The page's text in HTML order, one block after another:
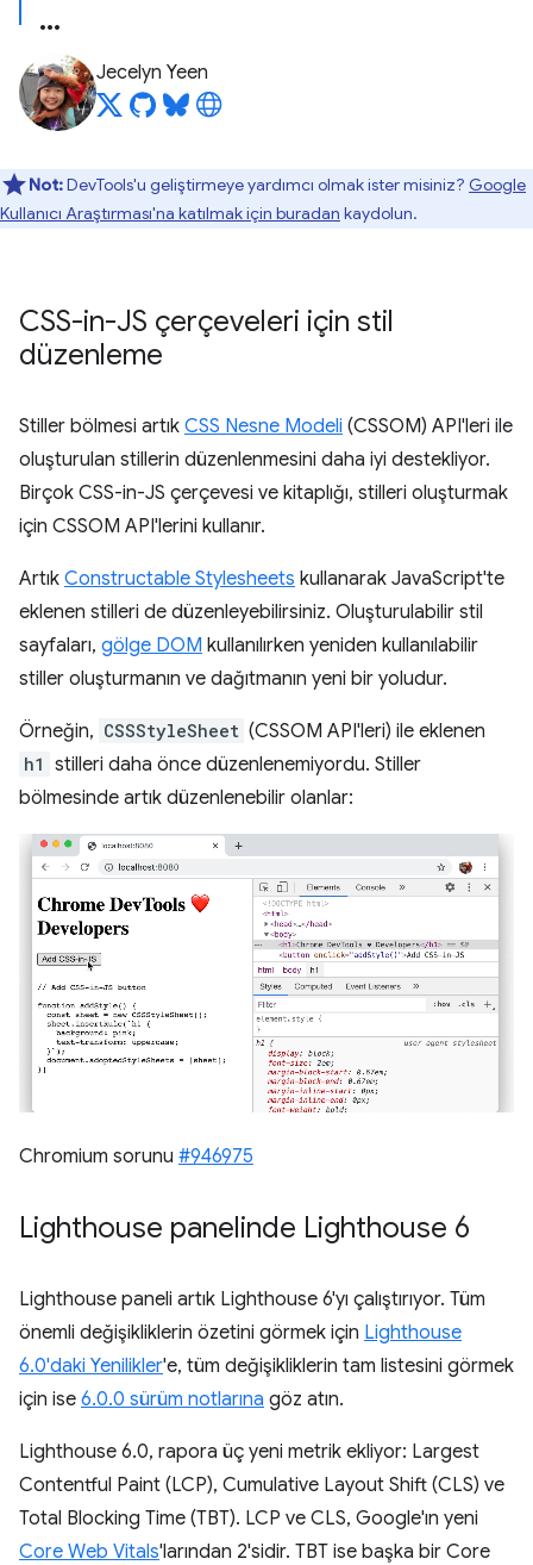
Jecelyn Yeen
Not:DevTools'u geliştirmeye yardımcı olmak ister misiniz? Google
Kullanıcı Araştırması'na katılmak için buradan kaydolun.
CSS-in-JS çerçeveleri için stil
düzenleme
Stiller bölmesi artık CSS Nesne Modeli (CSSOM) API'leri ile
oluşturulan stillerin düzenlenmesini daha iyi destekliyor.
Birçok CSS-in-JS çerçevesi ve kitaplığı, stilleri oluşturmak
için CSSOM API'lerini kullanır.
Artık Constructable Stylesheets kullanarak JavaScript'te
eklenen stilleri de düzenleyebilirsiniz. Oluşturulabilir stil
sayfaları, gölge DOM kullanılırken yeniden kullanılabilir
stiller oluşturmanın ve dağıtmanın yeni bir yoludur.
Örneğin, CSSStyleSheet (CSSOM API'leri) ile eklenen
h1 stilleri daha önce düzenlenemiyordu. Stiller
bölmesinde artık düzenlenebilir olanlar:
Chromium sorunu #946975
Lighthouse panelinde Lighthouse 6
Lighthouse paneli artık Lighthouse 6'yı çalıştırıyor. Tüm
önemli değişikliklerin özetini görmek için Lighthouse
6.0'daki Yenilikler'e, tüm değişikliklerin tam listesini görmek
için ise 6.0.0 sürüm notlarına göz atın.
Lighthouse 6.0, rapora üç yeni metrik ekliyor: Largest
Contentful Paint (LCP), Cumulative Layout Shift (CLS) ve
Total Blocking Time (TBT). LCP ve CLS, Google'ın yeni
Core Web Vitals'larından 2'sidir. TBT ise başka bir Core